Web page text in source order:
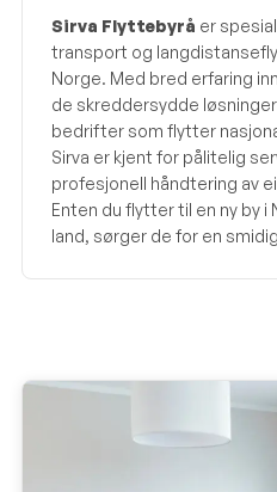
Sirva Flyttebyrå er
transport og
Norge. Med bred erfaring
de skreddersydde
bedrifter som flytter
Sirva er kjent for pålitelig
profesjonell håndtering av
Enten du flytter til en ny by
land, sørger de for en